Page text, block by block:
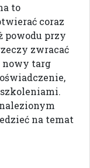
to
coraz
powodu przy
zwracać
nowy targ
na temat